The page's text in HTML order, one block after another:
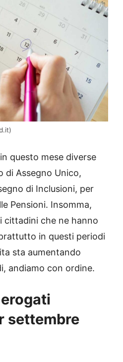
questo mese diverse
di Assegno Unico,
di Inclusioni, per
Pensioni. Insomma,
che ne hanno
in questi periodi
sta aumentando
andiamo con ordine.
settembre